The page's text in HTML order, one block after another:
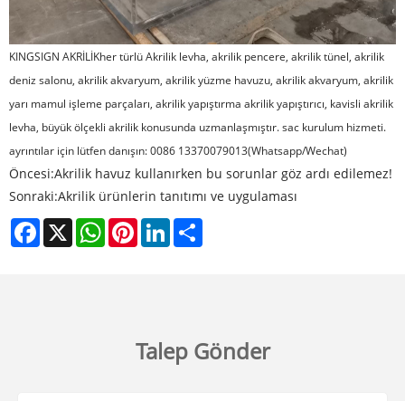
KINGSIGN AKRİLİKher türlü Akrilik levha, akrilik pencere, akrilik tünel, akrilik
deniz salonu, akrilik akvaryum, akrilik yüzme havuzu, akrilik akvaryum, akrilik
yarı mamul işleme parçaları, akrilik yapıştırma akrilik yapıştırıcı, kavisli akrilik
levha, büyük ölçekli akrilik konusunda uzmanlaşmıştır. sac kurulum hizmeti.
ayrıntılar için lütfen danışın: 0086 13370079013(Whatsapp/Wechat)
Öncesi:Akrilik havuz kullanırken bu sorunlar göz ardı edilemez!
Sonraki:Akrilik ürünlerin tanıtımı ve uygulaması
Facebook
X WhatsAppPinterestLinkedIn
Talep Gönder